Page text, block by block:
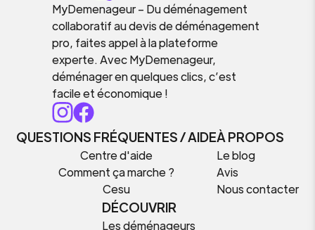
MyDemenageur – Du déménagement
collaboratif au devis de déménagement
pro, faites appel à la plateforme
experte. Avec MyDemenageur,
déménager en quelques clics, c’est
facile et économique !
QUESTIONS FRÉQUENTES / AIDE
Centre d'aide
Comment ça marche ?
Cesu
À PROPOS
Le blog
Avis
Nous contacter
DÉCOUVRIR
Les déménageurs